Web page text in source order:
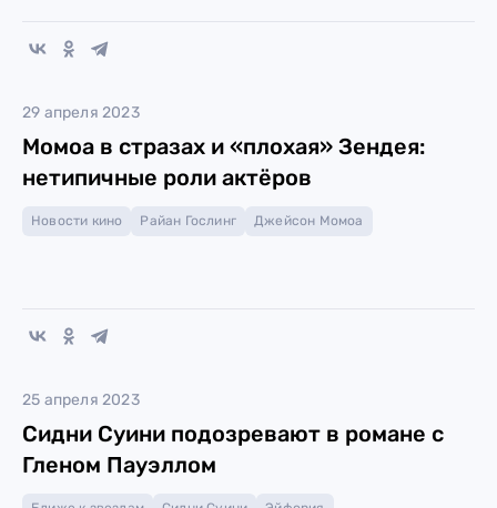
29 апреля 2023
Момоа в стразах и «плохая» Зендея:
нетипичные роли актёров
Новости кино Райан Гослинг Джейсон Момоа
25 апреля 2023
Сидни Суини подозревают в романе с
Гленом Пауэллом